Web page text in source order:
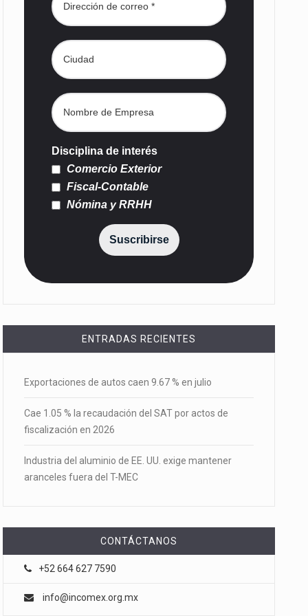
Disciplina de interés
Comercio Exterior
Fiscal-Contable
Nómina y RRHH
Suscribirse
ENTRADAS RECIENTES
Exportaciones de autos caen 9.67 % en julio
Cae 1.05 % la recaudación del SAT por actos de
fiscalización en 2026
Industria del aluminio de EE. UU. exige mantener
aranceles fuera del T-MEC
CONTÁCTANOS
+52 664 627 7590
info@incomex.org.mx